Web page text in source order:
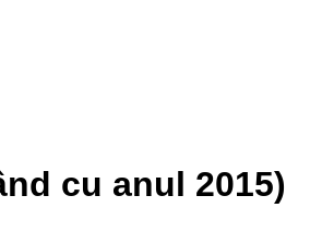
cu anul 2015)